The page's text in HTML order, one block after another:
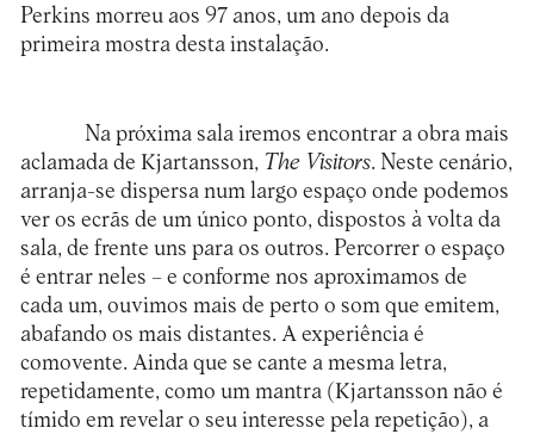
Perkins morreu aos 97 anos, um ano depois da
primeira mostra desta instalação.
Na próxima sala iremos encontrar a obra mais
aclamada de Kjartansson, The Visitors. Neste cenário,
arranja-se dispersa num largo espaço onde podemos
ver os ecrãs de um único ponto, dispostos à volta da
sala, de frente uns para os outros. Percorrer o espaço
é entrar neles – e conforme nos aproximamos de
cada um, ouvimos mais de perto o som que emitem,
abafando os mais distantes. A experiência é
comovente. Ainda que se cante a mesma letra,
repetidamente, como um mantra (Kjartansson não é
tímido em revelar o seu interesse pela repetição), a